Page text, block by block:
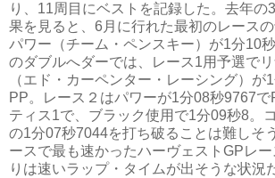
り、11周目にベストを記録した。去年の
果を見ると、6月に行れた最初のレース
パワー（チーム・ペンスキー）が1分10
のダブルへダーでは、レース1用予選で
（エド・カーペンター・レーシング）が
PP。レース２はパワーが1分08秒9767で
ティス1で、ブラック使用で1分09秒8。
の1分07秒7044を打ち破ることは難しそ
ースで最も速かったハーヴェストGPレ
りは速いラップ・タイムが出そうな状況